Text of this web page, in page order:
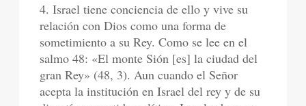
4. Israel tiene conciencia de ello y vive su
relación con Dios como una forma de
sometimiento a su Rey. Como se lee en el
salmo 48: «El monte Sión [es] la ciudad del
gran Rey» (48, 3). Aun cuando el Señor
acepta la institución en Israel del rey y de su